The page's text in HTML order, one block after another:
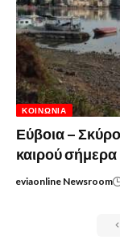
ΚΟΙΝΩΝΊΑ
Εύβοια –
καιρού σήμερα
eviaonline Newsroom